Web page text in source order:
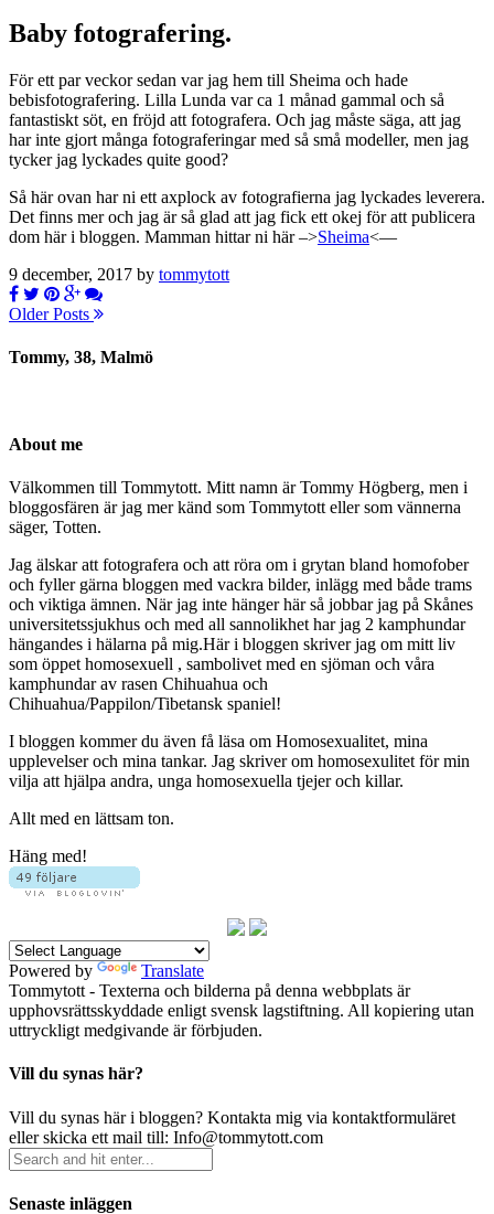
Baby fotografering.
För ett par veckor sedan var jag hem till Sheima och hade
bebisfotografering. Lilla Lunda var ca 1 månad gammal och så
fantastiskt söt, en fröjd att fotografera. Och jag måste säga, att jag
har inte gjort många fotograferingar med så små modeller, men jag
tycker jag lyckades quite good?
Så här ovan har ni ett axplock av fotografierna jag lyckades leverera.
Det finns mer och jag är så glad att jag fick ett okej för att publicera
dom här i bloggen. Mamman hittar ni här –>Sheima<—
9 december, 2017 by tommytott
Older Posts
Tommy, 38, Malmö
About me
Välkommen till Tommytott. Mitt namn är Tommy Högberg, men i
bloggosfären är jag mer känd som Tommytott eller som vännerna
säger, Totten.
Jag älskar att fotografera och att röra om i grytan bland homofober
och fyller gärna bloggen med vackra bilder, inlägg med både trams
och viktiga ämnen. När jag inte hänger här så jobbar jag på Skånes
universitetssjukhus och med all sannolikhet har jag 2 kamphundar
hängandes i hälarna på mig.Här i bloggen skriver jag om mitt liv
som öppet homosexuell , sambolivet med en sjöman och våra
kamphundar av rasen Chihuahua och
Chihuahua/Pappilon/Tibetansk spaniel!
I bloggen kommer du även få läsa om Homosexualitet, mina
upplevelser och mina tankar. Jag skriver om homosexulitet för min
vilja att hjälpa andra, unga homosexuella tjejer och killar.
Allt med en lättsam ton.
Häng med!
Powered by
Translate
Tommytott - Texterna och bilderna på denna webbplats är
upphovsrättsskyddade enligt svensk lagstiftning. All kopiering utan
uttryckligt medgivande är förbjuden.
Vill du synas här?
Vill du synas här i bloggen? Kontakta mig via kontaktformuläret
eller skicka ett mail till: Info@tommytott.com
Senaste inläggen